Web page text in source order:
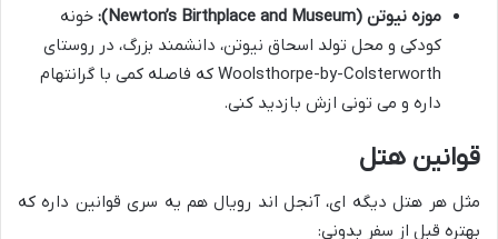
موزه نیوتن (Newton’s Birthplace and Museum):
خونه
کودکی و محل تولد اسحاق نیوتن، دانشمند بزرگ، در روستای
Woolsthorpe-by-Colsterworth که فاصله کمی با گرانتهام
داره و می تونی ازش بازدید کنی.
قوانین هتل
مثل هر هتل دیگه ای، آنجل اند رویال هم یه سری قوانین داره که
بهتره قبل از سفر بدونی: